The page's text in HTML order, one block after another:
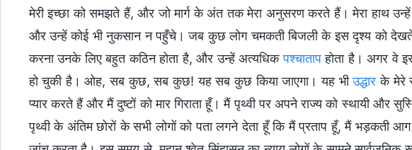
मेरी इच्छा को समझते हैं, और जो मार्ग के अंत तक मेरा अनुसरण करते हैं। मेरा हाथ उन्हें
और उन्हें कोई भी नुकसान न पहुँचे। जब कुछ लोग चमकती बिजली के इस दृश्य को
करना उनके लिए बहुत कठिन होता है, और उन्हें अत्यधिकपश्चातापहोता है। अगर वे
हो चुकी है। ओह, सब कुछ, सब कुछ! यह सब कुछ किया जाएगा। यह भीउद्धार के मेरे
प्यार करते हैं और मैं दुष्टों को मार गिराता हूँ। मैं पृथ्वी पर अपने राज्य को स्थायी और
पृथ्वी के अंतिम छोरों के सभी लोगों को पता लगने देता हूँ कि मैं प्रताप हूँ, मैं भड़कती